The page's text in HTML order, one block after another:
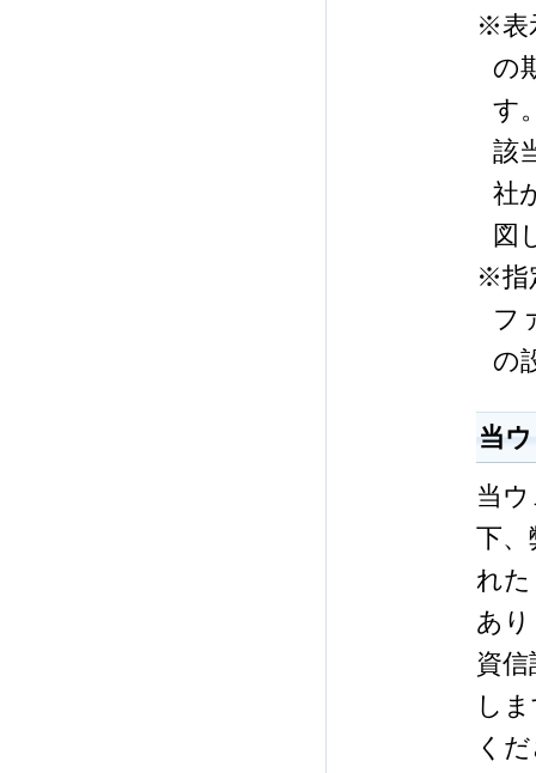
※表
の
す
該
社
図
※指
フ
の
当
当
下
れ
あ
資
し
く